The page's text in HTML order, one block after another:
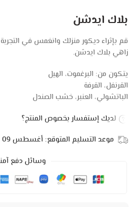
بلاك ايدشن
قم بإثراء ديكور منزلك وانغمس في
زاهي بلاك ايدشن.
يتكون من: البرغموت، الهيل
القرنفل، القرفة
الباتشولي، العنبر، خشب الصندل
لديك إستفسار بخصوص المنتج؟
موعد التسليم المتوقع: أغسطس 09 – أغسطس 10
وسائل دفع